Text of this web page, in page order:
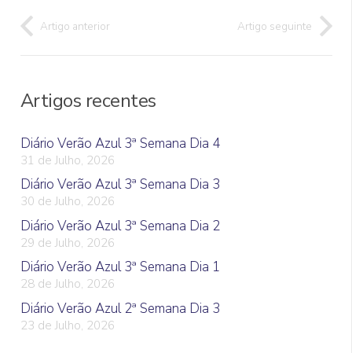
Artigo anterior Artigo seguinte
Artigos recentes
Diário Verão Azul 3ª Semana Dia 4
31 de Julho, 2026
Diário Verão Azul 3ª Semana Dia 3
30 de Julho, 2026
Diário Verão Azul 3ª Semana Dia 2
29 de Julho, 2026
Diário Verão Azul 3ª Semana Dia 1
28 de Julho, 2026
Diário Verão Azul 2ª Semana Dia 3
23 de Julho, 2026